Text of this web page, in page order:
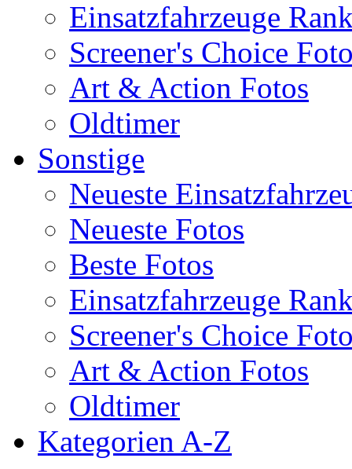
Einsatzfahrzeuge
Screener's Choice
Art & Action Fotos
Oldtimer
Sonstige
Neueste
Neueste Fotos
Beste Fotos
Einsatzfahrzeuge
Screener's Choice
Art & Action Fotos
Oldtimer
Kategorien A-Z